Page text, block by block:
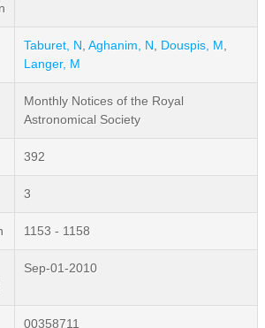
Taburet, N Aghanim, N Douspis, M
Langer, M
Monthly Notices of the Royal
Astronomical Society
392
3
1153 - 1158
Sep-01-2010
00358711